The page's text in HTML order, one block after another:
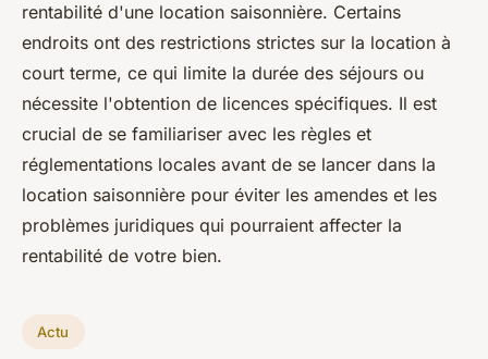
rentabilité d'une location saisonnière. Certains
endroits ont des restrictions strictes sur la location à
court terme, ce qui limite la durée des séjours ou
nécessite l'obtention de licences spécifiques. Il est
crucial de se familiariser avec les règles et
réglementations locales avant de se lancer dans la
location saisonnière pour éviter les amendes et les
problèmes juridiques qui pourraient affecter la
rentabilité de votre bien.
Actu